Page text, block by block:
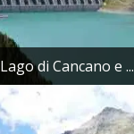
Lago di Cancano e ...